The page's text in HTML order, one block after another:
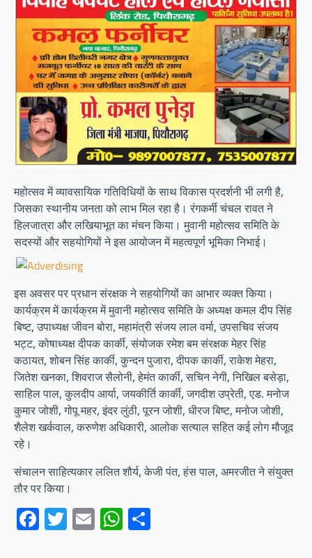
महोत्सव में व्यावसायिक गतिविधियों के साथ विकास प्रदर्शनी भी लगी है,
जिसका स्थानीय जनता को लाभ मिल रहा है। रंगकर्मी चंचल रावत ने
हिलजात्रा और लखियाभूत का मंचन किया। मुवानी महोत्सव समिति के
सदस्यों और सहयोगियों ने इस आयोजन में महत्वपूर्ण भूमिका निभाई।
इस अवसर पर प्रधान संरक्षक ने सहयोगियों का आभार व्यक्त किया।
कार्यक्रम में कार्यक्रम में मुवानी महोत्सव समिति के अध्यक्ष कमल दीप सिंह
बिष्ट, उपाध्यक्ष जीवन बोरा, महामंत्री संजय लाल वर्मा, उपसचिव संजय
भट्ट, कोषाध्यक्ष दीपक कार्की, संयोजक रमेश बम संरक्षक मेहर सिंह
कठायत, शोबन सिंह कार्की, कुन्दन पुजारा, दीपक कार्की, राकेश मेहरा,
जितेश खनका, शिवराज सैलोनी, हेमंत कार्की, सचिन नेगी, निखिल बसेड़ा,
साहिल पाल, कुलदीप आर्या, जयकीर्ति कार्की, जगदीश उप्रेती, एड. मनोज
कुमार जोशी, गोपू महर, इंदर लुंठी, पूरन जोशी, धीरज बिष्ट, मनोज जोशी,
शैलेश खर्कवाल, करुणेश अधिकारी, आलोक सत्याल सहित कई लोग मौजूद
रहे।
संचालन साहित्यकार ललित शौर्य, केजी पंत, हंस पाल, अमरजीत ने संयुक्त
तौर पर किया।
Facebook
Twitter
EmailWhatsApp